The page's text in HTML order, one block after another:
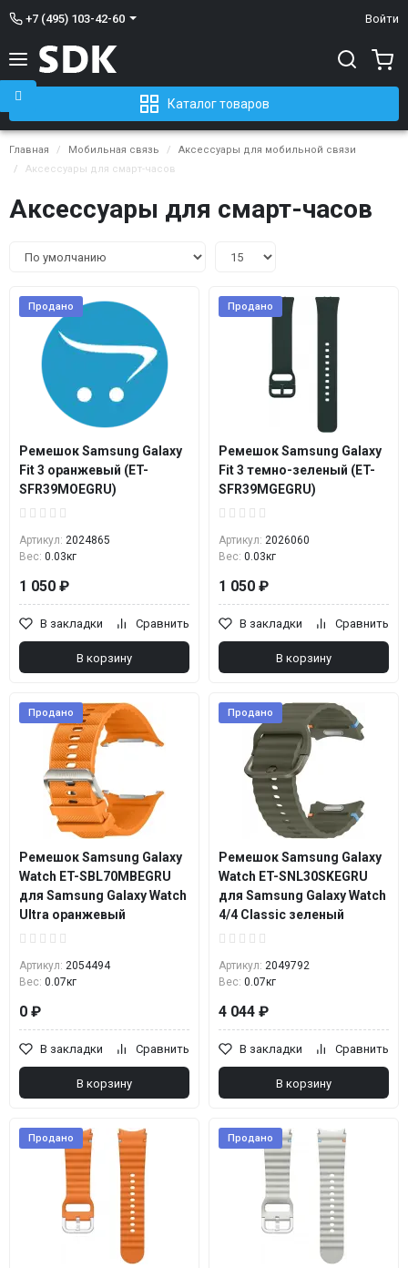
+7 (495) 103-42-60 Войти
Каталог товаров
Главная Мобильная связь
Аксессуары для мобильной связи
Аксессуары для смарт-часов
Аксессуары для смарт-часов
Продано
Ремешок Samsung Galaxy
Fit 3 оранжевый (ET-
SFR39MOEGRU)
Артикул: 2024865
Вес: 0.03кг
1 050 ₽
В закладки Сравнить
В корзину
Продано
Ремешок Samsung Galaxy
Fit 3 темно-зеленый (ET-
SFR39MGEGRU)
Артикул: 2026060
Вес: 0.03кг
1 050 ₽
В закладки Сравнить
В корзину
Продано
Ремешок Samsung Galaxy
Watch ET-SBL70MBEGRU
для Samsung Galaxy Watch
Ultra оранжевый
Артикул: 2054494
Вес: 0.07кг
0 ₽
В закладки Сравнить
В корзину
Продано
Ремешок Samsung Galaxy
Watch ET-SNL30SKEGRU
для Samsung Galaxy Watch
4/4 Classic зеленый
Артикул: 2049792
Вес: 0.07кг
4 044 ₽
В закладки Сравнить
В корзину
Продано Продано